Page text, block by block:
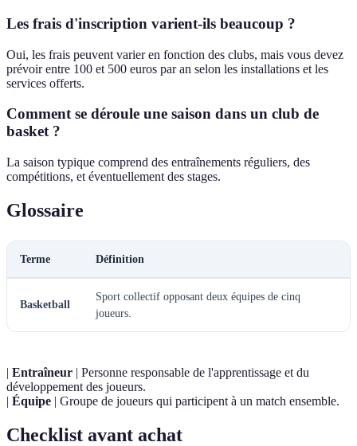
Les frais d'inscription varient-ils beaucoup ?
Oui, les frais peuvent varier en fonction des clubs, mais vous devez
prévoir entre 100 et 500 euros par an selon les installations et les
services offerts.
Comment se déroule une saison dans un club de
basket ?
La saison typique comprend des entraînements réguliers, des
compétitions, et éventuellement des stages.
Glossaire
Terme Définition
Basketball
Sport collectif opposant deux équipes de cinq
joueurs.
| Entraîneur | Personne responsable de l'apprentissage et du
développement des joueurs.
| Équipe | Groupe de joueurs qui participent à un match ensemble.
Checklist avant achat